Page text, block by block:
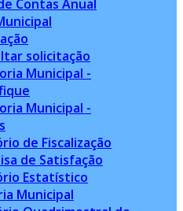
Contas Anual
solicitação
Municipal -
Municipal -
de Fiscalização
de Satisfação
Estatístico
Municipal